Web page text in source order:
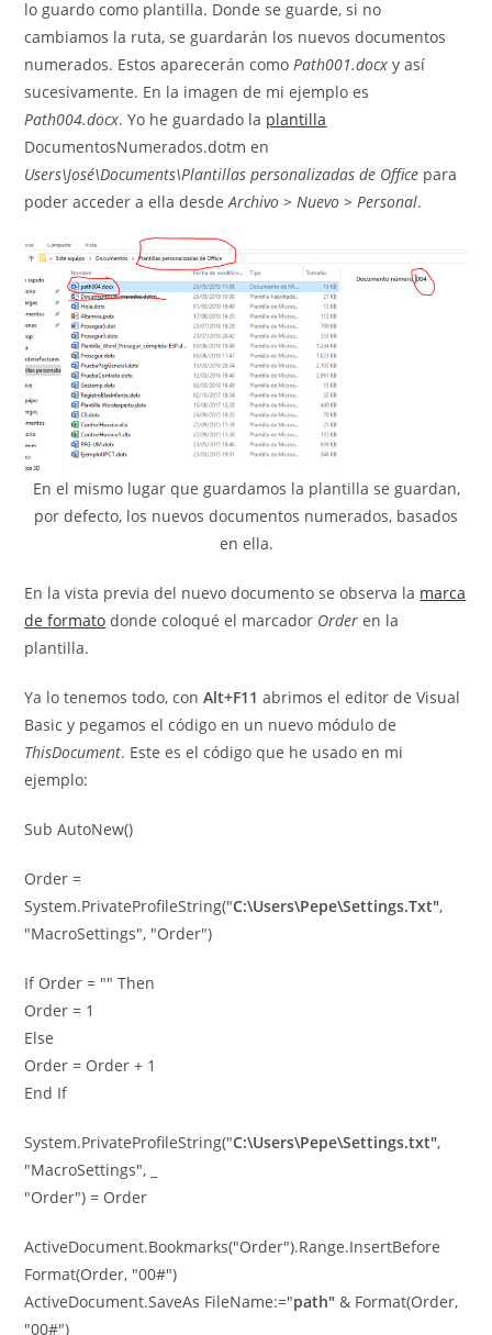
lo guardo como plantilla. Donde se guarde, si no
cambiamos la ruta, se guardarán los nuevos documentos
numerados. Estos aparecerán comoPath001.docx y así
sucesivamente. En la imagen de mi ejemplo es
Path004.docx. Yo he guardado la plantilla
DocumentosNumerados.dotm en
Users\José\Documents\Plantillas personalizadas de Office para
poder acceder a ella desdeArchivo > Nuevo > Personal.
En el mismo lugar que guardamos la plantilla se guardan,
por defecto, los nuevos documentos numerados, basados
en ella.
En la vista previa del nuevo documento se observa la marca
de formato donde coloqué el marcador Order en la
plantilla.
Ya lo tenemos todo, conAlt+F11 abrimos el editor de Visual
Basic y pegamos el código en un nuevo módulo de
ThisDocument. Este es el código que he usado en mi
ejemplo:
Sub AutoNew()
Order =
System.PrivateProfileString("C:\Users\Pepe\Settings.Txt",
"MacroSettings", "Order")
If Order = "" Then
Order = 1
Else
Order = Order + 1
End If
System.PrivateProfileString("C:\Users\Pepe\Settings.txt",
"MacroSettings", _
"Order") = Order
ActiveDocument.Bookmarks("Order").Range.InsertBefore
Format(Order, "00#")
ActiveDocument.SaveAs FileName:="path" & Format(Order,
"00#")